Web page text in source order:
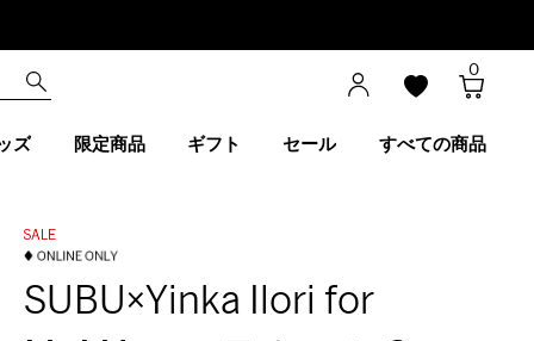
0
ズ 限定商品 ギフト セール すべての商品
SUBU×Yinka Ilori for